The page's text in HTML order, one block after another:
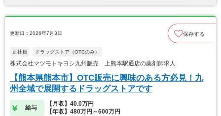
更新日：2026年7月3日 保存する
正社員 ドラッグストア（OTCのみ）
株式会社マツモトキヨシ九州販売 上熊本駅通店の薬剤師求人
【熊本県熊本市】OTC販売に興味のある方必見！九
州全域で展開するドラッグストアです
給与
【月収】40.0万円
【年収】480万円～600万円